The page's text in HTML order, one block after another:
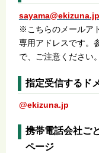
sayama@ekizuna.jp
※こちらのメールア
専用アドレスです。
で、ご注意ください。
指定受信するド
@ekizuna.jp
携帯電話会社ご
ページ